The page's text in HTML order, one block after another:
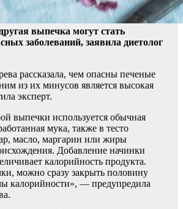
выпечка могут стать
заболеваний, заявила диетолог
рассказала, чем опасны печеные
из их минусов является высокая
эксперт.
выпечки используется обычная
мука, также в тесто
масло, маргарин или жиры
Добавление начинки
калорийность продукта.
можно сразу закрыть половину
калорийности», — предупредила